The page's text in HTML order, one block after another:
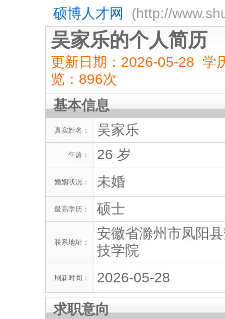
硕博人才网 (http://
吴家乐的个人简历
更新日期：2026-05-28
览： 896次
基本信息
真实姓名： 吴家乐
年龄： 26 岁
婚姻状况： 未婚
最高学历： 硕士
联系地址：
安徽省滁州市凤阳
技学院
刷新时间： 2026-05-28
求职意向